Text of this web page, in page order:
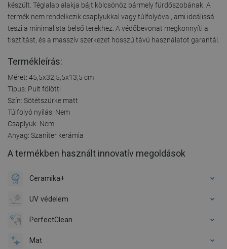
készült. Téglalap alakja bájt kölcsönöz bármely fürdőszobának. A
termék nem rendelkezik csaplyukkal vagy túlfolyóval, ami ideálissá
teszi a minimalista belső terekhez. A védőbevonat megkönnyíti a
tisztítást, és a masszív szerkezet hosszú távú használatot garantál.
Termékleírás:
Méret: 45,5x32,5,5x13,5 cm
Típus: Pult fölötti
Szín: Sötétszürke matt
Túlfolyó nyílás: Nem
Csaplyuk: Nem
Anyag: Szaniter kerámia
A termékben használt innovatív megoldások
Ceramika+
UV védelem
PerfectClean
Mat